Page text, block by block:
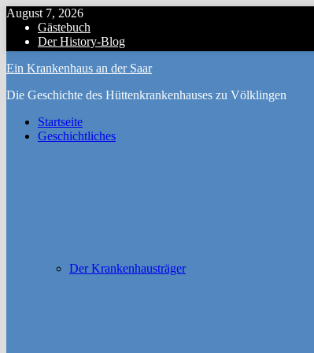
Zum
Inhalt
springen
August 7, 2026
Gästebuch
Der History-Blog
Ein Krankenhaus an der Saar
Die Geschichte des Hüttenkrankenhauses zu Völklingen
Startseite
Geschichtliches
Der Krankenhausträger